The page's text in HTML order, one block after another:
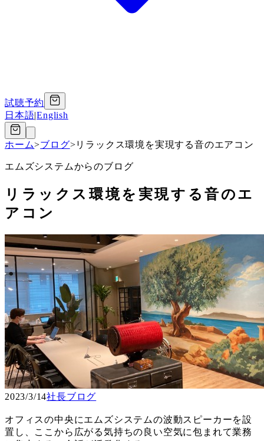
試聴予約
日本語|English
ホーム>ブログ>リラックス環境を実現する音のエアコン
エムズシステムからのブログ
リラックス環境を実現する音のエ
アコン
2023/3/14社長ブログ
オフィスの中央にエムズシステムの波動スピーカーを設
置し、ここから広がる気持ちの良い空気に包まれて業務